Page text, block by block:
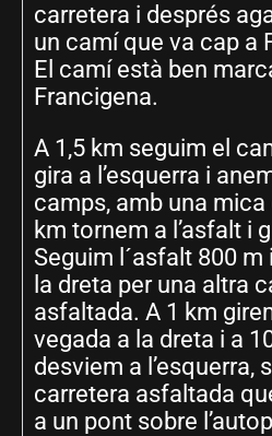
carretera i després
un camí que va cap a
El camí està ben
Francigena.
A 1,5 km seguim el
gira a l’esquerra i
camps, amb una mica
km tornem a l’asfalt i
Seguim l´asfalt 800
la dreta per una altra
asfaltada. A 1 km
vegada a la dreta i a
desviem a l’esquerra,
carretera asfaltada
a un pont sobre